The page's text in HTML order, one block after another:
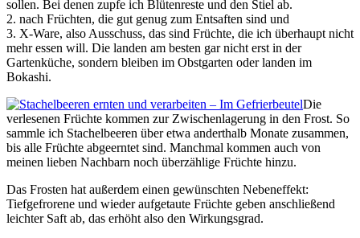
sollen. Bei denen zupfe ich Blütenreste und den Stiel ab.
2. nach Früchten, die gut genug zum Entsaften sind und
3. X-Ware, also Ausschuss, das sind Früchte, die ich überhaupt nicht
mehr essen will. Die landen am besten gar nicht erst in der
Gartenküche, sondern bleiben im Obstgarten oder landen im
Bokashi.
Die
verlesenen Früchte kommen zur Zwischenlagerung in den Frost. So
sammle ich Stachelbeeren über etwa anderthalb Monate zusammen,
bis alle Früchte abgeerntet sind. Manchmal kommen auch von
meinen lieben Nachbarn noch überzählige Früchte hinzu.
Das Frosten hat außerdem einen gewünschten Nebeneffekt:
Tiefgefrorene und wieder aufgetaute Früchte geben anschließend
leichter Saft ab, das erhöht also den Wirkungsgrad.